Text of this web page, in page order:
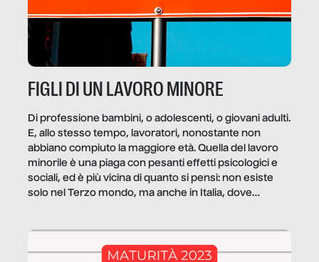
FIGLI DI UN LAVORO MINORE
Di professione bambini, o adolescenti, o giovani adulti.
E, allo stesso tempo, lavoratori, nonostante non
abbiano compiuto la maggiore età. Quella del lavoro
minorile è una piaga con pesanti effetti psicologici e
sociali, ed è più vicina di quanto si pensi: non esiste
solo nel Terzo mondo, ma anche in Italia, dove